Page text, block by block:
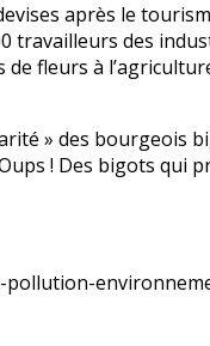
après le
travailleurs des
de fleurs à
» des bourgeois
! Des bigots qui